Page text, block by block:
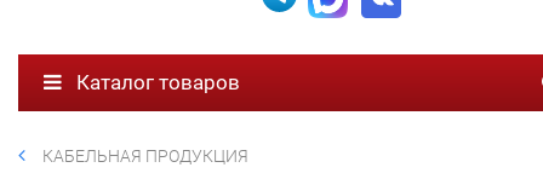
Каталог товаров
КАБЕЛЬНАЯ ПРОДУКЦИЯ